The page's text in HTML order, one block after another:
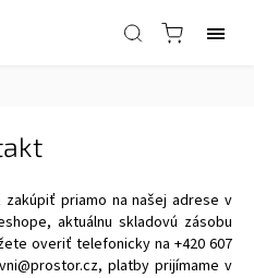
priamo na našej adrese v
aktuálnu skladovú zásobu
overiť telefonicky na +420 607
platby prijímame v